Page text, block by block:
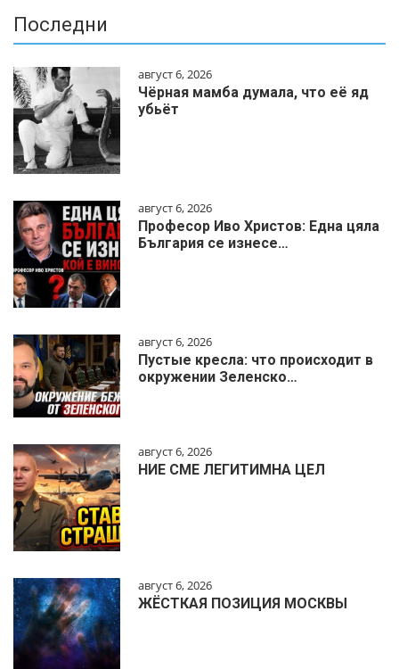
Последни
август 6, 2026
Чёрная мамба думала, что её яд
убьёт
август 6, 2026
Професор Иво Христов: Една цяла
България се изнесе…
август 6, 2026
Пустые кресла: что происходит в
окружении Зеленско…
август 6, 2026
НИЕ СМЕ ЛЕГИТИМНА ЦЕЛ
август 6, 2026
ЖЁСТКАЯ ПОЗИЦИЯ МОСКВЫ